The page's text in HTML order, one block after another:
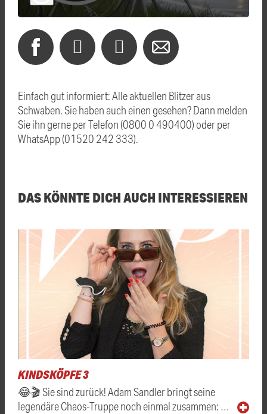
Einfach gut informiert: Alle aktuellen Blitzer aus
Schwaben. Sie haben auch einen gesehen? Dann melden
Sie ihn gerne per Telefon (0800 0 490400) oder per
WhatsApp (01520 242 333).
DAS KÖNNTE DICH AUCH INTERESSIEREN
KINDSKÖPFE 3
😂🎬 Sie sind zurück! Adam Sandler bringt seine
legendäre Chaos-Truppe noch einmal zusammen: …